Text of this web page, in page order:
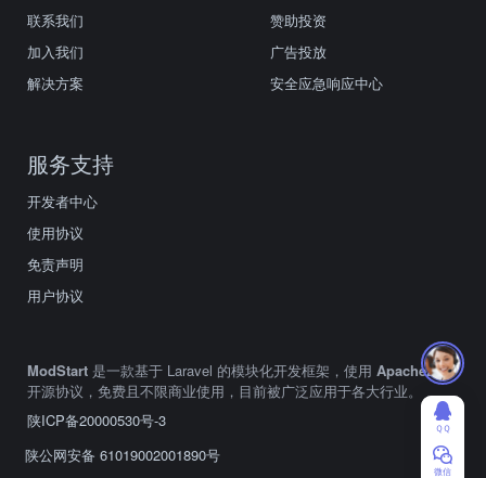
联系我们
加入我们
解决方案
赞助投资
广告投放
安全应急响应中心
服务支持
开发者中心
使用协议
免责声明
用户协议
ModStart 是一款基于 Laravel 的模块化开发框架，使用 Apache2.0
开源协议，免费且不限商业使用，目前被广泛应用于各大行业。
陕ICP备20000530号-3
陕公网安备 61019002001890号
ＱＱ
微信